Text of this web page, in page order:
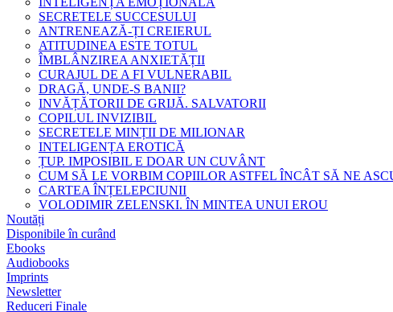
SECRETELE SUCCESULUI
ANTRENEAZĂ-ȚI CREIERUL
ATITUDINEA ESTE TOTUL
ÎMBLÂNZIREA ANXIETĂȚII
CURAJUL DE A FI VULNERABIL
DRAGĂ, UNDE-S BANII?
INVĂȚĂTORII DE GRIJĂ. SALVATORII
COPILUL INVIZIBIL
SECRETELE MINȚII DE MILIONAR
INTELIGENȚA EROTICĂ
ȚUP. IMPOSIBIL E DOAR UN CUVÂNT
CUM SĂ LE VORBIM COPIILOR ASTFEL ÎNCÂT SĂ NE
CARTEA ÎNȚELEPCIUNII
VOLODIMIR ZELENSKI. ÎN MINTEA UNUI EROU
Noutăți
Disponibile în curând
Ebooks
Audiobooks
Imprints
Newsletter
Reduceri Finale